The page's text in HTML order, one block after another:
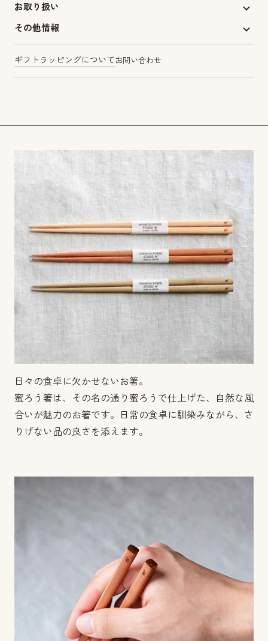
お取り扱い
その他情報
ギフトラッピングについて お問い合わせ
日々の食卓に欠かせないお箸。
蜜ろう箸は、その名の通り蜜ろうで仕上げた、自然な風
合いが魅力のお箸です。日常の食卓に馴染みながら、さ
りげない品の良さを添えます。